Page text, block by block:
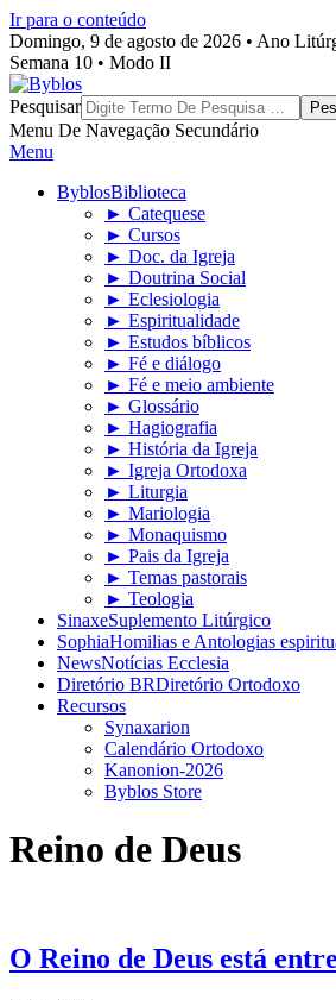
Ir para o conteúdo
Domingo, 9 de agosto de 2026 • Ano
Semana 10 • Modo II
Byblos
Pesquisar
Menu De Navegação Secundário
Menu
ByblosBiblioteca
► Catequese
► Cursos
► Doc. da Igreja
► Doutrina Social
► Eclesiologia
► Espiritualidade
► Estudos bíblicos
► Fé e diálogo
► Fé e meio ambiente
► Glossário
► Hagiografia
► História da Igreja
► Igreja Ortodoxa
► Liturgia
► Mariologia
► Monaquismo
► Pais da Igreja
► Temas pastorais
► Teologia
SinaxeSuplemento Litúrgico
SophiaHomilias e Antologias
NewsNotícias Ecclesia
Diretório BRDiretório Ortodoxo
Recursos
Synaxarion
Calendário Ortodoxo
Kanonion-2026
Byblos Store
Reino de Deus
O Reino de Deus está